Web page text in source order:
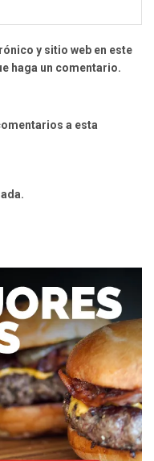
y sitio web en este
haga un comentario.
a esta